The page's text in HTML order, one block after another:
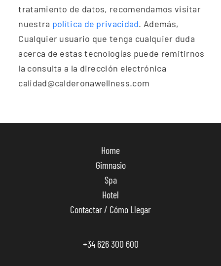
tratamiento de datos, recomendamos visitar
nuestra política de privacidad. Además,
Cualquier usuario que tenga cualquier duda
acerca de estas tecnologías puede remitirnos
la consulta a la dirección electrónica
calidad@calderonawellness.com
Home
Gimnasio
Spa
Hotel
Contactar / Cómo Llegar
+34 626 300 600